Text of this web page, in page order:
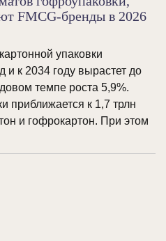
FMCG-бренды в 2026
упаковки
и к 2034 году вырастет до
темпе роста 5,9%.
приближается к 1,7 трлн
и гофрокартон. При этом